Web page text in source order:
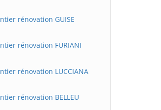
rénovation GUISE
rénovation FURIANI
rénovation LUCCIANA
rénovation BELLEU